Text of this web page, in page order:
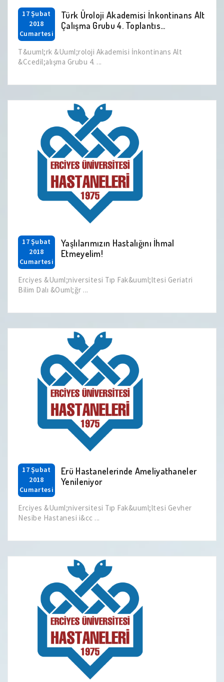
17 Şubat
2018
Cumartesi
Türk Üroloji Akademisi İnkontinans Alt
Çalışma Grubu 4. Toplantıs...
T&uuml;rk &Uuml;roloji Akademisi İnkontinans Alt
&Ccedil;alışma Grubu 4. ...
17 Şubat
2018
Cumartesi
Yaşlılarımızın Hastalığını İhmal
Etmeyelim!
Erciyes &Uuml;niversitesi Tıp Fak&uuml;ltesi Geriatri
Bilim Dalı &Ouml;ğr ...
17 Şubat
2018
Cumartesi
Erü Hastanelerinde Ameliyathaneler
Yenileniyor
Erciyes &Uuml;niversitesi Tıp Fak&uuml;ltesi Gevher
Nesibe Hastanesi i&cc ...